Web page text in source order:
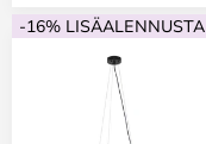
-16% LISÄALENNUSTA